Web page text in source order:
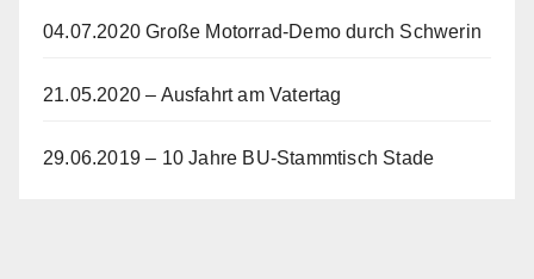
04.07.2020 Große Motorrad-Demo durch Schwerin
21.05.2020 – Ausfahrt am Vatertag
29.06.2019 – 10 Jahre BU-Stammtisch Stade